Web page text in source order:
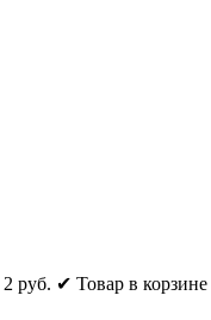
2 руб. ✔ Товар в корзине